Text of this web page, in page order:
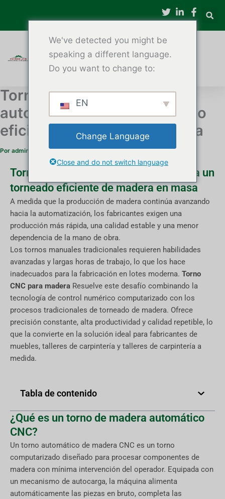
contenido
Torno de madera CNC
automático para un torneado
eficiente de madera en masa
Por administración/3 de diciembre de 2025
Torno de madera CNC automático para un
torneado eficiente de madera en masa
A medida que la producción de madera continúa avanzando
hacia la automatización, los fabricantes exigen una
producción más rápida, una calidad estable y una menor
dependencia de la mano de obra.
Los tornos manuales tradicionales requieren habilidades
avanzadas y largas horas de trabajo, lo que los hace
inadecuados para la fabricación en lotes moderna. Torno
CNC para madera Resuelve este desafío combinando la
tecnología de control numérico computarizado con los
procesos tradicionales de torneado de madera. Ofrece
precisión constante, alta productividad y calidad repetible, lo
que la convierte en la solución ideal para fabricantes de
muebles, talleres de carpintería y talleres de carpintería a
medida.
Tabla de contenido
¿Qué es un torno de madera automático
CNC?
Un torno automático de madera CNC es un torno
computarizado diseñado para procesar componentes de
madera con mínima intervención del operador. Equipada con
un mecanismo de autocarga, la máquina alimenta
automáticamente las piezas en bruto, completa las
We've detected you might be
speaking a different language.
Do you want to change to:
EN
Change Language
Close and do not switch language